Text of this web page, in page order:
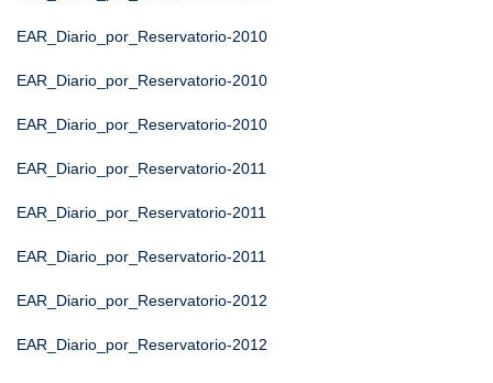
EAR_Diario_por_Reservatorio-2010
EAR_Diario_por_Reservatorio-2010
EAR_Diario_por_Reservatorio-2010
EAR_Diario_por_Reservatorio-2011
EAR_Diario_por_Reservatorio-2011
EAR_Diario_por_Reservatorio-2011
EAR_Diario_por_Reservatorio-2012
EAR_Diario_por_Reservatorio-2012